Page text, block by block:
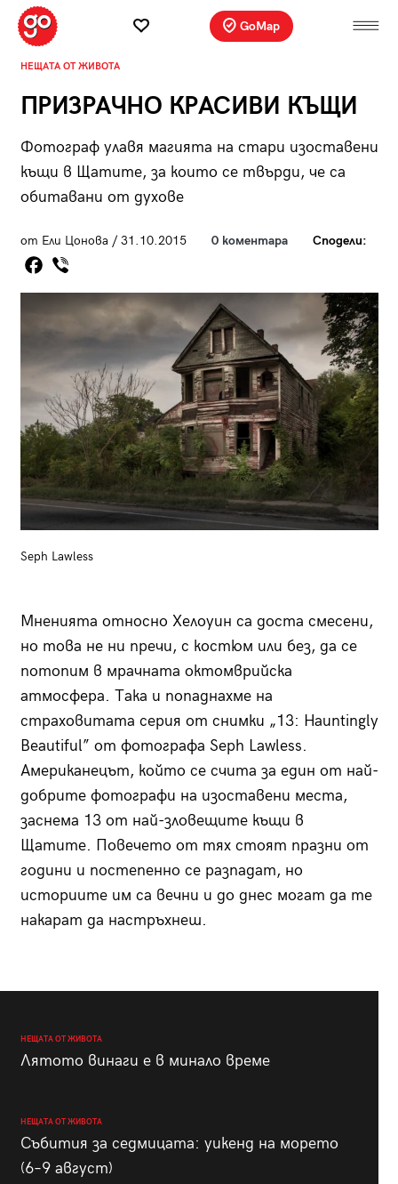
GoMap
НЕЩАТА ОТ ЖИВОТА
ПРИЗРАЧНО КРАСИВИ КЪЩИ
Фотограф улавя магията на стари изоставени
къщи в Щатите, за които се твърди, че са
обитавани от духове
от Ели Цонова / 31.10.2015 0 коментара Сподели:
Seph Lawless
Мненията относно Хелоуин са доста смесени,
но това не ни пречи, с костюм или без, да се
потопим в мрачната октомврийска
атмосфера. Така и попаднахме на
страховитата серия от снимки „13: Hauntingly
Beautiful” от фотографа Seph Lawless.
Американецът, който се счита за един от най-
добрите фотографи на изоставени места,
заснема 13 от най-зловещите къщи в
Щатите. Повечето от тях стоят празни от
години и постепенно се разпадат, но
историите им са вечни и до днес могат да те
накарат да настръхнеш.
НЕЩАТА ОТ ЖИВОТА
Лятото винаги е в минало време
НЕЩАТА ОТ ЖИВОТА
Събития за седмицата: уикенд на морето
(6–9 август)